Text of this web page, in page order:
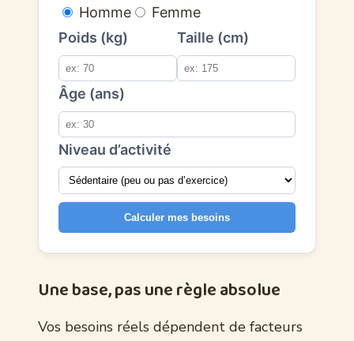
Homme
Femme
Poids (kg)
Taille (cm)
Âge (ans)
Niveau d’activité
Calculer mes besoins
Une base, pas une règle absolue
Vos besoins réels dépendent de facteurs